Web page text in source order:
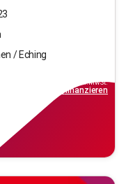
/ Eching
inkl.MwSt.
finanzieren